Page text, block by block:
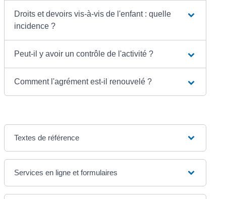
Droits et devoirs vis-à-vis de l'enfant : quelle
incidence ?
Peut-il y avoir un contrôle de l'activité ?
Comment l'agrément est-il renouvelé ?
Textes de référence
Services en ligne et formulaires